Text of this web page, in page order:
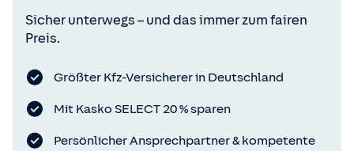
Sicher unterwegs – und das immer zum fairen
Preis.
Größter Kfz-Versicherer in Deutschland
Mit Kasko SELECT 20 % sparen
Persönlicher Ansprechpartner & kompetente